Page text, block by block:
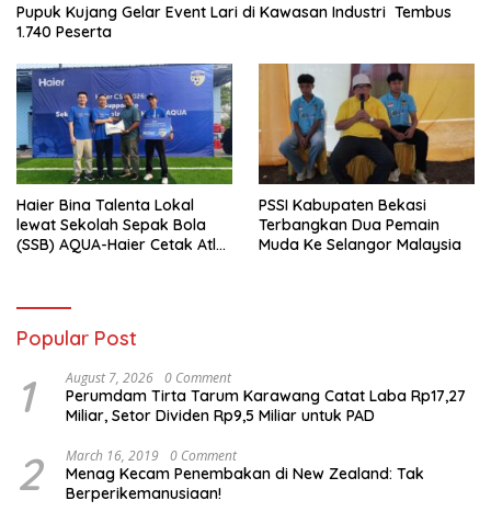
Pupuk Kujang Gelar Event Lari di Kawasan Industri Tembus
1.740 Peserta
Haier Bina Talenta Lokal
lewat Sekolah Sepak Bola
(SSB) AQUA-Haier Cetak Atlet
PSSI Kabupaten Bekasi
Terbangkan Dua Pemain
Muda Ke Selangor Malaysia
Popular Post
1 August 7, 2026 0 Comment
Perumdam Tirta Tarum Karawang Catat Laba Rp17,27
Miliar, Setor Dividen Rp9,5 Miliar untuk PAD
2 March 16, 2019 0 Comment
Menag Kecam Penembakan di New Zealand: Tak
Berperikemanusiaan!